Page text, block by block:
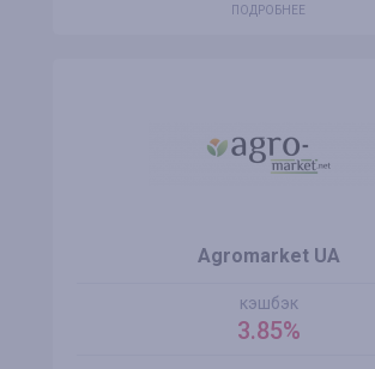
ПОДРОБНЕЕ
Agromarket UA
кэшбэк
3.85%